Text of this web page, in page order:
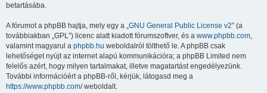
betartásába.
A fórumot a phpBB hajtja, mely egy a „GNU General Public License v2” (a
továbbiakban „GPL”) licenc alatt kiadott fórumszoftver, és a www.phpbb.com,
valamint magyarul a phpbb.hu weboldalról tölthető le. A phpBB csak
lehetőséget nyújt az internet alapú kommunikációra; a phpBB Limited nem
felelős azért, hogy milyen tartalmakat, illetve magatartást engedélyezünk.
További információért a phpBB-ről, kérjük, látogasd meg a
https://www.phpbb.com/weboldalt.